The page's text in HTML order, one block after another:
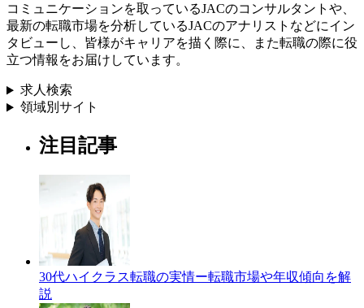
コミュニケーションを取っているJACのコンサルタントや、
最新の転職市場を分析しているJACのアナリストなどにイン
タビューし、皆様がキャリアを描く際に、また転職の際に役
立つ情報をお届けしています。
求人検索
領域別サイト
注目記事
30代ハイクラス転職の実情ー転職市場や年収傾向を解
説